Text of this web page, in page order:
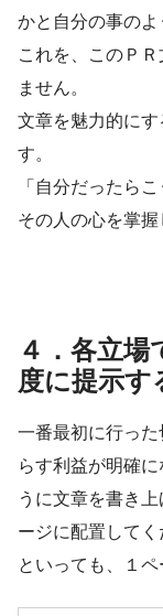
かと自分の事のよ
これを、このＰ
ません。
文章を魅力的に
す。
「自分だったら
その人の心を掌握
４．各立
度に提示す
一番最初に行っ
らす利益が明確
うに文章を書き
ージに配置してく
といっても、１ペ